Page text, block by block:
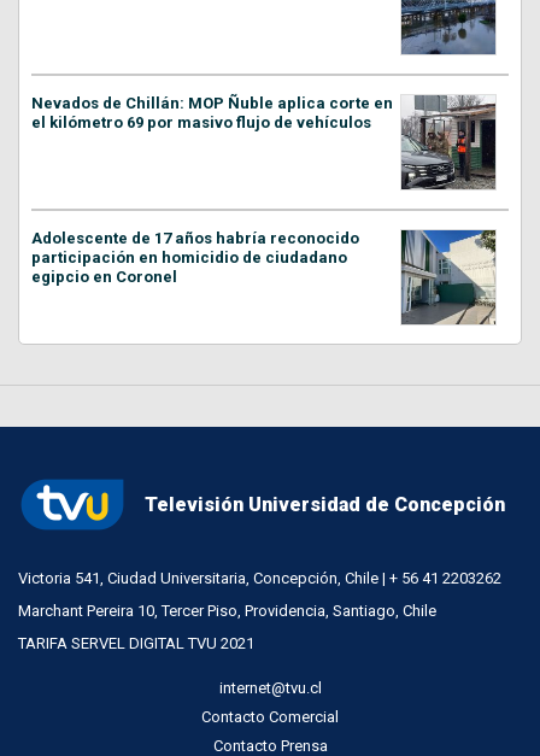
Nevados de Chillán: MOP Ñuble aplica corte en
el kilómetro 69 por masivo flujo de vehículos
Adolescente de 17 años habría reconocido
participación en homicidio de ciudadano
egipcio en Coronel
Televisión Universidad de Concepción
Victoria 541, Ciudad Universitaria, Concepción, Chile | + 56 41 2203262
Marchant Pereira 10, Tercer Piso, Providencia, Santiago, Chile
TARIFA SERVEL DIGITAL TVU 2021
internet@tvu.cl
Contacto Comercial
Contacto Prensa